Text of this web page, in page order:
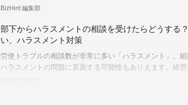
BizHint 編集部
部下からハラスメントの相談を受けたらどうする
い、ハラスメント対策
労使トラブルの相談数が非常に多い「ハラスメント」。
ハラスメントの問題に直面する可能性もありえます。経